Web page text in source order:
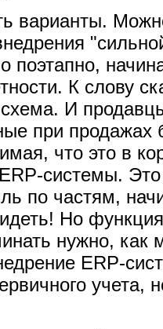
варианты.
поэтапно,
К слову
схема. И
при продажах
что это в
системы.
по частям,
Но
нужно,
ERP-
учета,